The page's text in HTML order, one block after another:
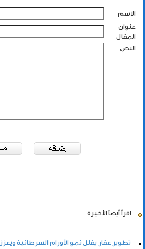
الاسم
عنوان
المقال
النص
اقرأ أيضاً الأخيرة
تطوير عقار يقلل نمو الأورام السرطانية ويعزز